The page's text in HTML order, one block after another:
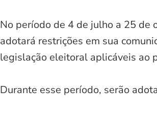
No período de 4 de julho a 25 de
adotará restrições em sua
legislação eleitoral aplicáveis ao
Durante esse período, serão